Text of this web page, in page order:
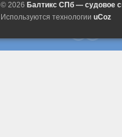
© 2026 Балтикс СПб — судовое
Используются технологии uCoz